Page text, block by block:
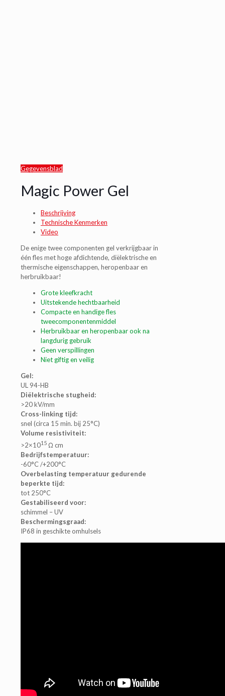
Gegevensblad
Magic Power Gel
Beschrijving
Technische Kenmerken
Video
De enige twee componenten gel verkrijgbaar in
één fles met hoge afdichtende, diëlektrische en
thermische eigenschappen, heropenbaar en
herbruikbaar!
Grote kleefkracht
Uitstekende hechtbaarheid
Compacte en handige fles
tweecomponentenmiddel
Herbruikbaar en heropenbaar ook na
langdurig gebruik
Geen verspillingen
Niet giftig en veilig
Gel:
UL 94-HB
Diëlektrische stugheid:
>20 kV/mm
Cross-linking tijd:
snel (circa 15 min. bij 25°C)
Volume resistiviteit:
>2×1015 Ω cm
Bedrijfstemperatuur:
-60°C /+200°C
Overbelasting temperatuur gedurende
beperkte tijd:
tot 250°C
Gestabiliseerd voor:
schimmel – UV
Beschermingsgraad:
IP68 in geschikte omhulsels